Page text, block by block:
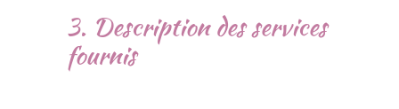
3. Description des services
fournis